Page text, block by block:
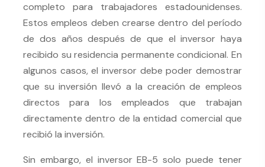
completo para trabajadores estadounidenses.
Estos empleos deben crearse dentro del período
de dos años después de que el inversor haya
recibido su residencia permanente condicional. En
algunos casos, el inversor debe poder demostrar
que su inversión llevó a la creación de empleos
directos para los empleados que trabajan
directamente dentro de la entidad comercial que
recibió la inversión.
Sin embargo, el inversor EB-5 solo puede tener